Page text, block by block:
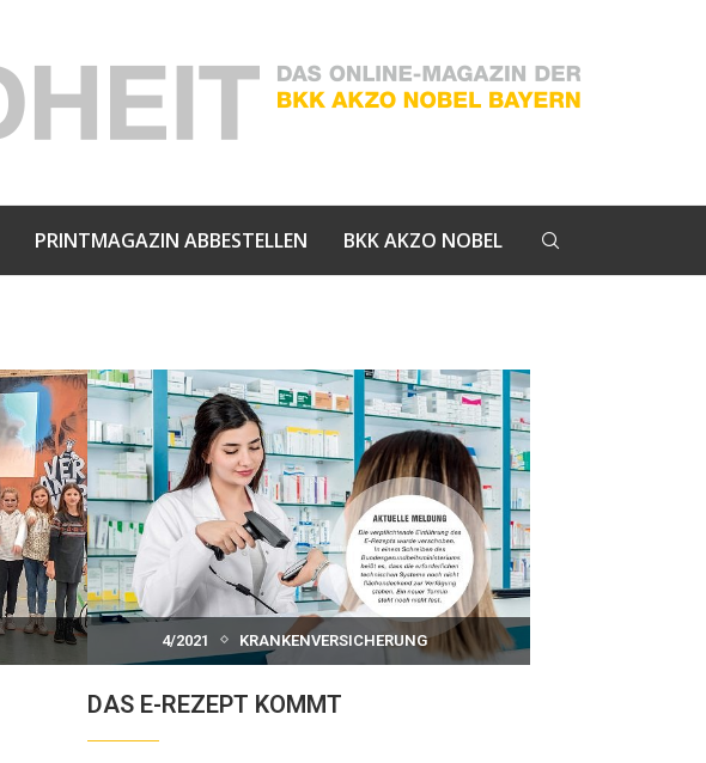
PRINTMAGAZIN ABBESTELLEN BKK AKZO NOBEL
4/2021 KRANKENVERSICHERUNG
DAS E-REZEPT KOMMT